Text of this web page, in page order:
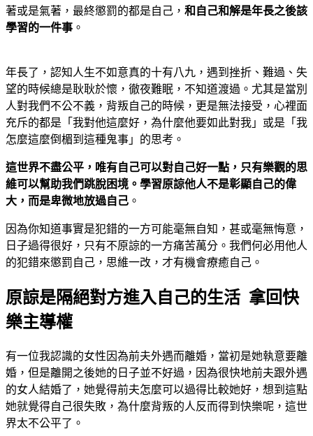
著或是氣著，最終懲罰的都是自己， 和自己和解是年長之後該
學習的一件事 。
年長了，認知人生不如意真的十有八九，遇到挫折、難過、失
望的時候總是耿耿於懷，徹夜難眠，不知道渡過。尤其是當別
人對我們不公不義，背叛自己的時候，更是無法接受，心裡面
充斥的都是「我對他這麼好，為什麼他要如此對我」或是「我
怎麼這麼倒楣到這種鬼事」的思考。
這世界不盡公平，唯有自己可以對自己好一點，只有樂觀的思
維可以幫助我們跳脫困境。學習原諒他人不是彰顯自己的偉
大，而是卑微地放過自己 。
因為你知道事實是犯錯的一方可能毫無自知，甚或毫無悔意，
日子過得很好，只有不原諒的一方痛苦萬分。我們何必用他人
的犯錯來懲罰自己，思維一改，才有機會療癒自己。
原諒是隔絕對方進入自己的生活 拿回快
樂主導權
有一位我認識的女性因為前夫外遇而離婚，當初是她執意要離
婚，但是離開之後她的日子並不好過，因為很快地前夫跟外遇
的女人結婚了，她覺得前夫怎麼可以過得比較她好，想到這點
她就覺得自己很失敗，為什麼背叛的人反而得到快樂呢，這世
界太不公平了。